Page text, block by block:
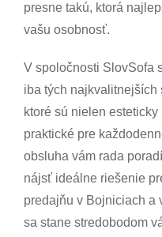
presne takú, ktorá
vašu osobnosť.
V spoločnosti SlovSofa
iba tých najkvalitnejších
ktoré sú nielen
praktické pre
obsluha vám rada
nájsť ideálne riešenie
predajňu v Bojniciach a
sa stane stredobodom